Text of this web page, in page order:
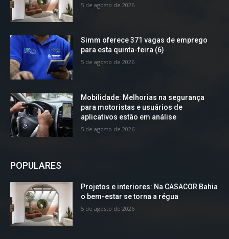
5 de agosto de 2026
Simm oferece 371 vagas de emprego
para esta quinta-feira (6)
5 de agosto de 2026
Mobilidade: Melhorias na segurança
para motoristas e usuários de
aplicativos estão em análise
5 de agosto de 2026
POPULARES
Projetos e interiores: Na CASACOR Bahia
o bem-estar se torna a régua
5 de agosto de 2026